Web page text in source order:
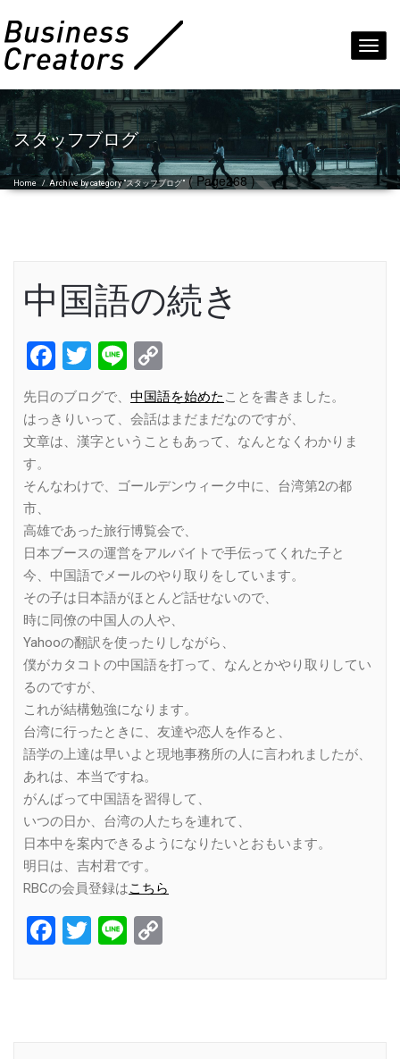
スタッフブログ
Home /Archive by category "スタッフブログ"( Page268 )
中国語の続き
Facebook
Twitter
Line
Link
先日のブログで、 中国語を始めた ことを書きました。
はっきりいって、会話はまだまだなのですが、
文章は、漢字ということもあって、なんとなくわかりま
す。
そんなわけで、ゴールデンウィーク中に、台湾第2の都
市、
高雄であった旅行博覧会で、
日本ブースの運営をアルバイトで手伝ってくれた子と
今、中国語でメールのやり取りをしています。
その子は日本語がほとんど話せないので、
時に同僚の中国人の人や、
Yahooの翻訳を使ったりしながら、
僕がカタコトの中国語を打って、なんとかやり取りしてい
るのですが、
これが結構勉強になります。
台湾に行ったときに、友達や恋人を作ると、
語学の上達は早いよと現地事務所の人に言われましたが、
あれは、本当ですね。
がんばって中国語を習得して、
いつの日か、台湾の人たちを連れて、
日本中を案内できるようになりたいとおもいます。
明日は、吉村君です。
RBCの会員登録はこちら
Facebook
Twitter
Line